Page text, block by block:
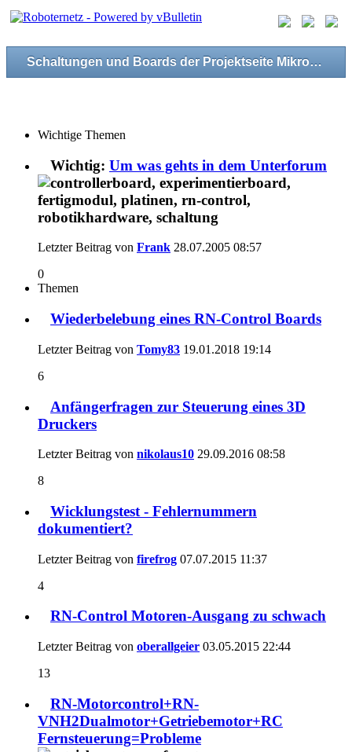
Schaltungen und Boards der Projektseite Mikrocontroller-Elektronik.de
Wichtige Themen
Wichtig: Um was gehts in dem Unterforum
Letzter Beitrag von Frank 28.07.2005 08:57
0
Themen
Wiederbelebung eines RN-Control Boards
Letzter Beitrag von Tomy83 19.01.2018 19:14
6
Anfängerfragen zur Steuerung eines 3D
Druckers
Letzter Beitrag von nikolaus10 29.09.2016 08:58
8
Wicklungstest - Fehlernummern
dokumentiert?
Letzter Beitrag von firefrog 07.07.2015 11:37
4
RN-Control Motoren-Ausgang zu schwach
Letzter Beitrag von oberallgeier 03.05.2015 22:44
13
RN-Motorcontrol+RN-
VNH2Dualmotor+Getriebemotor+RC
Fernsteuerung=Probleme